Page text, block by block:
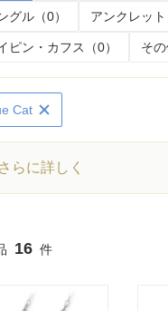
グル（0） アンクレット
ピン・カフス（0） その
Cat
さらに詳しく
16